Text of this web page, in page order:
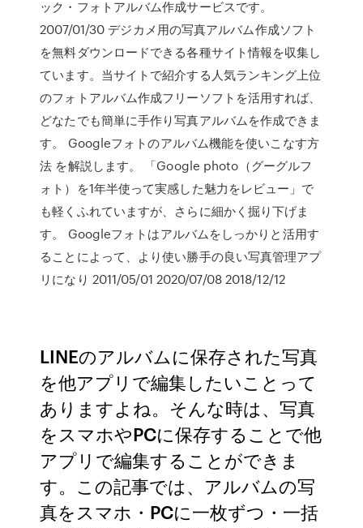
ック・フォトアルバム作成サービスです。
2007/01/30 デジカメ用の写真アルバム作成ソフト
を無料ダウンロードできる各種サイト情報を収集し
ています。当サイトで紹介する人気ランキング上位
のフォトアルバム作成フリーソフトを活用すれば、
どなたでも簡単に手作り写真アルバムを作成できま
す。 Googleフォトのアルバム機能を使いこなす方
法 を解説します。 「Google photo（グーグルフ
ォト）を1年半使って実感した魅力をレビュー」で
も軽くふれていますが、さらに細かく掘り下げま
す。 Googleフォトはアルバムをしっかりと活用す
ることによって、より使い勝手の良い写真管理アプ
リになり 2011/05/01 2020/07/08 2018/12/12
LINEのアルバムに保存された写真
を他アプリで編集したいことって
ありますよね。そんな時は、写真
をスマホやPCに保存することで他
アプリで編集することができま
す。この記事では、アルバムの写
真をスマホ・PCに一枚ずつ・一括